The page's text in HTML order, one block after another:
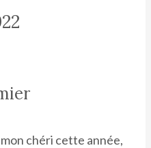
chéri cette année,